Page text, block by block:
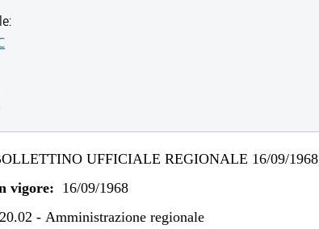
UFFICIALE REGIONALE 16/09/
vigore: 16/09/1968
-Amministrazione regionale